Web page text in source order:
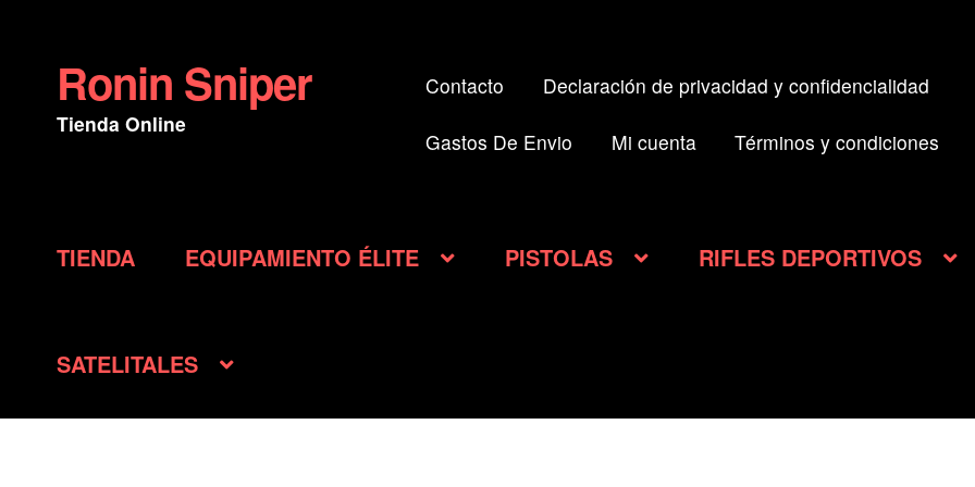
Ir
a
la
Ir
al
contenido
Ronin Sniper
Tienda Online
Contacto Declaración de privacidad y confidencialidad
Gastos De Envio Mi cuenta Términos y condiciones
TIENDA EQUIPAMIENTO ÉLITE PISTOLAS RIFLES DEPORTIVOS
SATELITALES